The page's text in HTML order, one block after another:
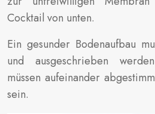
Cocktail von unten.
Ein gesunder Bodenaufbau
und ausgeschrieben
müssen aufeinander
sein.